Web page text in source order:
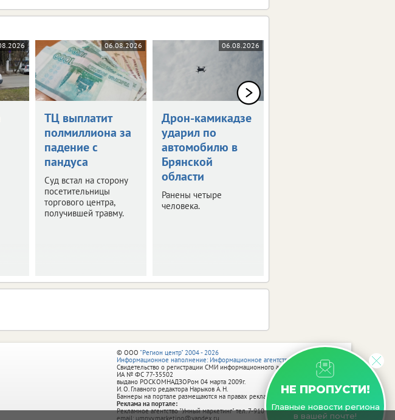
06.08.2026
ТЦ выплатит
полмиллиона за
падение с
пандуса
Суд встал на сторону
посетительницы
торгового центра,
получившей травму.
06.08.2026
Дрон-камикадзе
ударил по
автомобилю в
Брянской
области
Ранены четыре
человека.
НЕ ПРОПУСТИ!
Главные новости региона
в вашей почте!
© ООО "Регион центр" 2004 - 2026
Информационное наполнение: Информационное агентство vRossii.ru
Свидетельство о регистрации СМИ информационного агентства vRossii.ru
ИА № ФС 77‑35502
выдано РОСКОМНАДЗОРом 04 марта 2009г.
И. О. Главного редактора Нарыков А. Н.
Баннеры на портале размещаются на правах рекламы.
Реклама на портале:
Рекламное агентство "Умный маркетинг" тел. 7-910-267-70-40,
email: umnyy.marketing@yandex.ru